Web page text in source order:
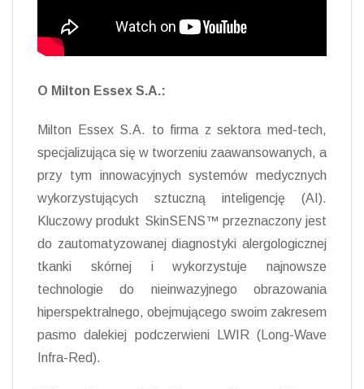
O Milton Essex S.A.:
Milton Essex S.A. to firma z sektora med-tech,
specjalizująca się w tworzeniu zaawansowanych, a
przy tym innowacyjnych systemów medycznych
wykorzystujących sztuczną inteligencję (AI).
Kluczowy produkt SkinSENS™ przeznaczony jest
do zautomatyzowanej diagnostyki alergologicznej
tkanki skórnej i wykorzystuje najnowsze
technologie do nieinwazyjnego obrazowania
hiperspektralnego, obejmującego swoim zakresem
pasmo dalekiej podczerwieni LWIR (Long-Wave
Infra-Red).